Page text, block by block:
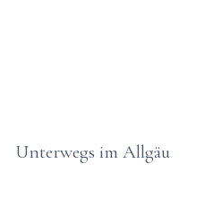
Unterwegs im Allgäu